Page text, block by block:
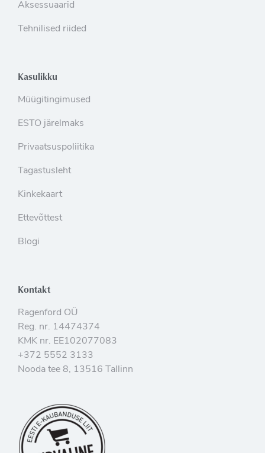
Aksessuaarid
Tehnilised riided
Kasulikku
Müügitingimused
ESTO järelmaks
Privaatsuspoliitika
Tagastusleht
Kinkekaart
Ettevõttest
Blogi
Kontakt
Ragenford OÜ
Reg. nr. 14474374
KMK nr. EE102077083
+372 5552 3133
Nooda tee 8, 13516 Tallinn